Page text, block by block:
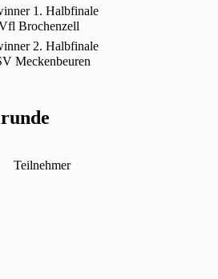
1. Halbfinale
Brochenzell
2. Halbfinale
Meckenbeuren
Teilnehmer